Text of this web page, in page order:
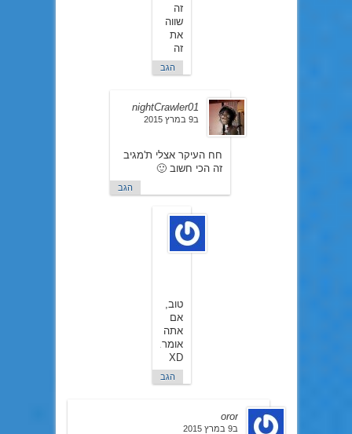
זה
שווה
את
זה
הגב
nightCrawler01
ב9 במרץ 2015
חח העיקר אצלי ת'מגיב
זה הכי חשוב 🙂
הגב
טוב,
אם
אתה
אומר.
XD
הגב
oror
ב9 במרץ 2015